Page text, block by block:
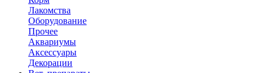
Лакомства
Оборудование
Прочее
Аквариумы
Аксессуары
Декорации